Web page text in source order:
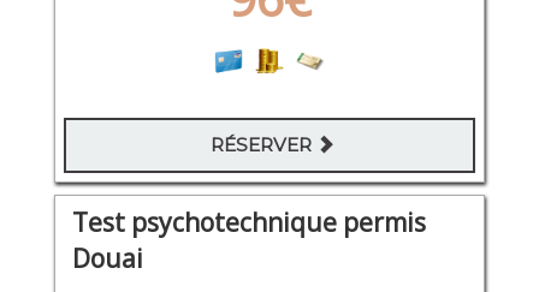
RÉSERVER
Test psychotechnique permis
Douai